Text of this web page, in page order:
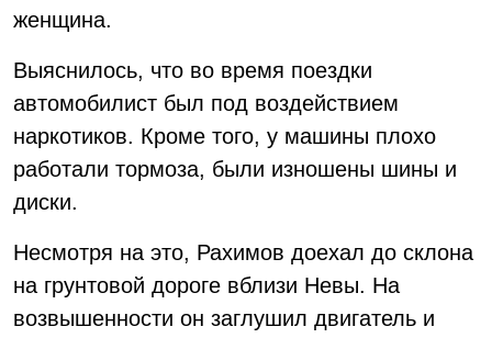
женщина.
Выяснилось, что во время поездки
автомобилист был под воздействием
наркотиков. Кроме того, у машины плохо
работали тормоза, были изношены шины и
диски.
Несмотря на это, Рахимов доехал до склона
на грунтовой дороге вблизи Невы. На
возвышенности он заглушил двигатель и